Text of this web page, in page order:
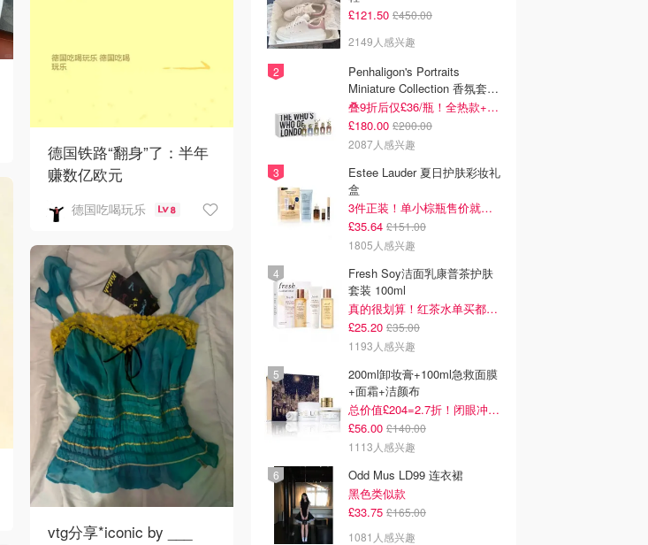
德国铁路“翻身”了：半年
赚数亿欧元
德国吃喝玩乐 8
vtg分享*iconic by ___
£121.50 £450.00
2149人感兴趣
Penhaligon's Portraits
Miniature Collection 香氛套装
5瓶装
叠9折后仅£36/瓶！全热款+标志性兽首头
£180.00 £200.00
2087人感兴趣
Estee Lauder 夏日护肤彩妆礼
盒
3件正装！单小棕瓶售价就要£65！
£35.64 £151.00
1805人感兴趣
Fresh Soy洁面乳康普茶护肤
套装 100ml
真的很划算！红茶水单买都要£35！
£25.20 £35.00
1193人感兴趣
200ml卸妆膏+100ml急救面膜
+面霜+洁颜布
总价值£204=2.7折！闭眼冲这套！
£56.00 £140.00
1113人感兴趣
Odd Mus LD99 连衣裙
黑色类似款
£33.75 £165.00
1081人感兴趣